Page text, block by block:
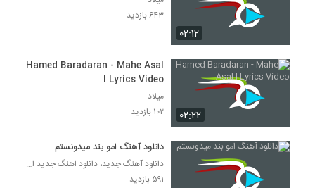
Sajad Bahmanian Ghebleye Eshgh
2603
موزیک زیبای بهار میاد از رضا تیموری
دانلود آهنگ جدید و زیبای سهیل خسروی با
نام چرا
۲۹۶ بازدید
دانلود آهنگ عشق زمینی از مهدی اجاقی
۰۲:۱۲
۶۴۳ بازدید
۰۲:۲۲
Hamed Baradaran - Mahe Asal
I Lyrics Video
میلاد
۱۰۲ بازدید
دانلود آهنگ امو بند میدونستم
دانلود آهنگ جدید، دانلود اهنگ جدید ایرانی
۵۹۱ بازدید